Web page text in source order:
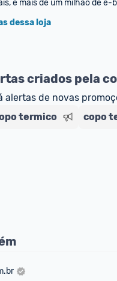
e mais de um milhão de
dessa loja
criados pela
alertas de novas
termico copo